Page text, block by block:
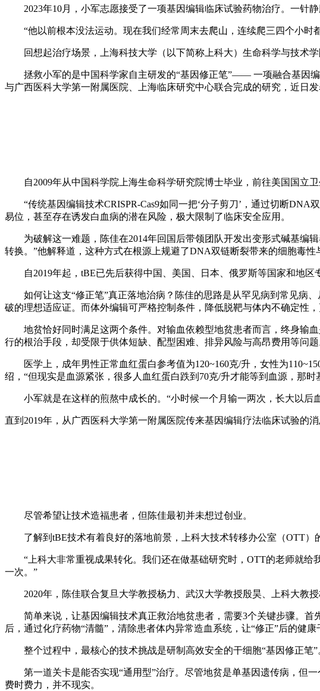
2023年10月，小军志愿接受了一项基因编辑临床试验药物治疗。一针
“他以前根本没法运动。现在我们经常周末去爬山，连续爬三四个小时
回想起治疗场景，上海科技大学（以下简称上科大）生命科学与技术
拯救小军的是中国科学家自主研发的“基因修正笔”—— 一项融合基因
与广西医科大学第一附属医院、上海临床研究中心联合完成的研究，近日
自2009年从中国科学院上海生命科学研究院博士毕业，前往美国国立
“传统基因编辑技术CRISPR-Cas9如同一把‘分子剪刀’，通过切断
易位，甚至存在诱发白血病的潜在风险，极大限制了临床安全应用。
为破解这一难题，陈佳在2014年回国后带领团队开发出变形式碱基编
转换。”他解释道，这种方式在根源上规避了DNA双链断裂带来的细胞毒性
自2019年起，tBE已先后获得中国、美国、日本、俄罗斯等国家和地
如何让这支“修正笔”真正落地治病？陈佳的思路是从罕见病到常见病
破的理想适应证。而体外编辑可严格控制条件，降低脱靶与体内不确定性
地贫恰好同时满足这两个条件。对输血依赖型地贫患者而言，终身输
行的根治手段，却受限于供体短缺、配型困难、排异风险与高昂费用等问题
医学上，成年男性正常血红蛋白参考值为120~160克/升，女性为
绍，“但现实是血源紧张，很多人血红蛋白跌到70克/升才能等到血源，那
小军就是在这样的煎熬中成长的。“小时候一个月输一两次，长大以后
直到2019年，从广西医科大学第一附属医院传来基因编辑疗法临床试验的
尽管希望让技术造福患者，但陈佳最初并未想过创业。
了解到tBE技术有着良好的落地前景，上科大技术转移办公室（OTT
“上科大非常重视成果转化。我们还在做基础研究时，OTT的老师就
一次。”
2020年，陈佳联合复旦大学教授杨力、武汉大学教授殷昊、上科大教
简单来说，让基因编辑技术真正救治地贫患者，需要3个关键步骤。
后，通过化疗药物“清髓”，清除患者体内异常造血系统，让“修正”后的健
整个过程中，最核心的技术挑战是研制高效安全的干细胞“基因修正笔
第一道关卡是能否实现“通用型”治疗。尽管地贫是单基因遗传病，但
费时费力，并不现实。